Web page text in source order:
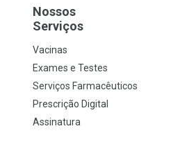
Nossos
Serviços
Vacinas
Exames e Testes
Serviços Farmacêuticos
Prescrição Digital
Assinatura